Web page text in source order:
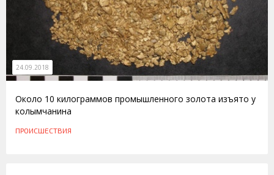
24.09.2018
Около 10 килограммов промышленного золота изъято у
колымчанина
ПРОИСШЕСТВИЯ